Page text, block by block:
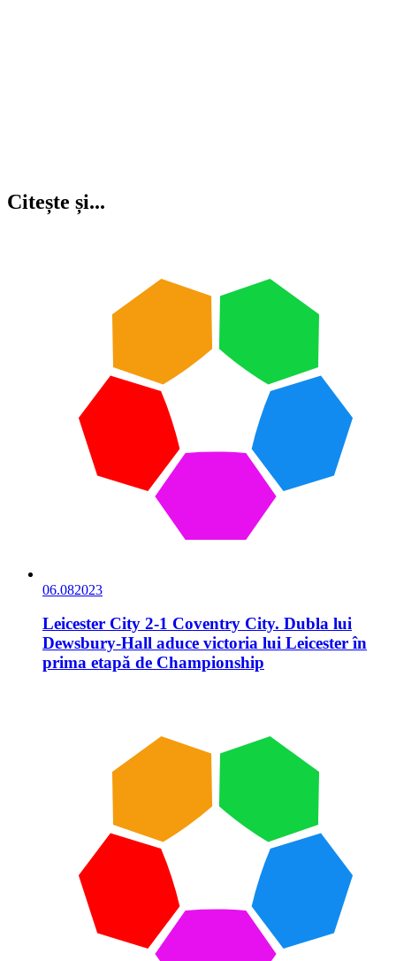
Citește și...
06.082023
Leicester City 2-1 Coventry City. Dubla lui
Dewsbury-Hall aduce victoria lui Leicester în
prima etapă de Championship